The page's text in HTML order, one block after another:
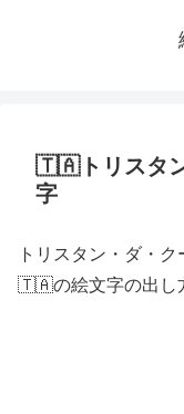
🇹🇦トリスタ
字
トリスタン・ダ・
🇹🇦の絵文字の出し